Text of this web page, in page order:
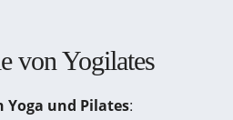
von Yogilates
und Pilates: